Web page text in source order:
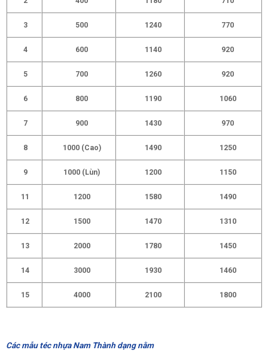
3 500 1240 770
4 600 1140 920
5 700 1260 920
6 800 1190 1060
7 900 1430 970
8 1000 (Cao) 1490 1250
9 1000 (Lùn) 1200 1150
11 1200 1580 1490
12 1500 1470 1310
13 2000 1780 1450
14 3000 1930 1460
15 4000 2100 1800
Các mẫu téc nhựa Nam Thành dạng nằm